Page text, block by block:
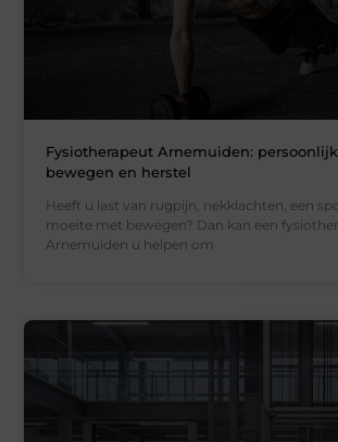
Fysiotherapeut Arnemuiden:
bewegen en herstel
Heeft u last van rugpijn, nekklachten, een
moeite met bewegen? Dan kan een
Arnemuiden u helpen om